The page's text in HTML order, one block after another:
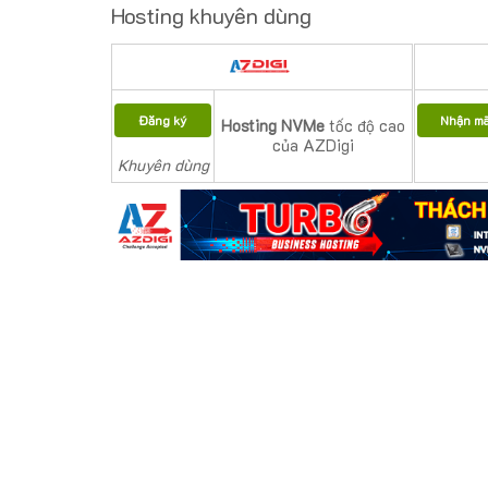
Hosting khuyên dùng
Đăng ký
Khuyên dùng
Hosting NVMe tốc độ cao
của AZDigi
Nhận